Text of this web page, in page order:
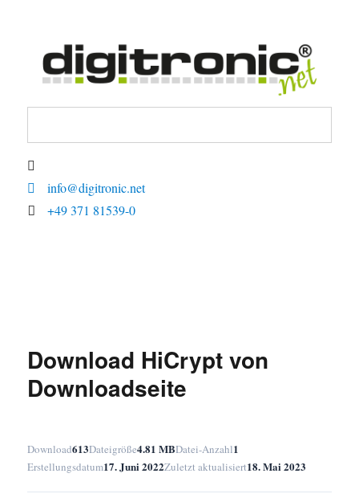
digitronic
info@digitronic.net
+49 371 81539-0
Download HiCrypt von
Downloadseite
Download613Dateigröße4.81 MBDatei-Anzahl1
Erstellungsdatum17. Juni 2022Zuletzt aktualisiert18. Mai 2023